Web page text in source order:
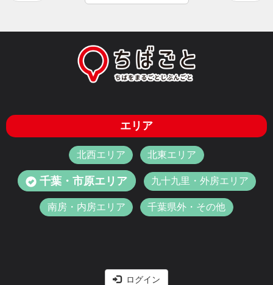
エリア
北西エリア 北東エリア
千葉・市原エリア 九十九里・外房エリア
南房・内房エリア 千葉県外・その他
ログイン